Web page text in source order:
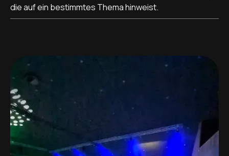
die auf ein bestimmtes Thema hinweist.